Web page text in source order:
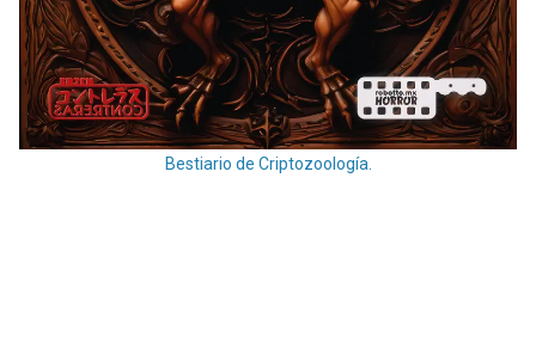
Bestiario de Criptozoología.